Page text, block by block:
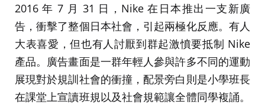
2016 年 7 月 31 日，Nike 在日本推出一支新廣
告，衝擊了整個日本社會，引起兩極化反應。有人
大表喜愛，但也有人討厭到群起激憤要抵制 Nike
產品。廣告畫面是一群年輕人參與許多不同的運動
展現對於規訓社會的衝撞，配景旁白則是小學班長
在課堂上宣讀班規以及社會規範讓全體同學複誦。